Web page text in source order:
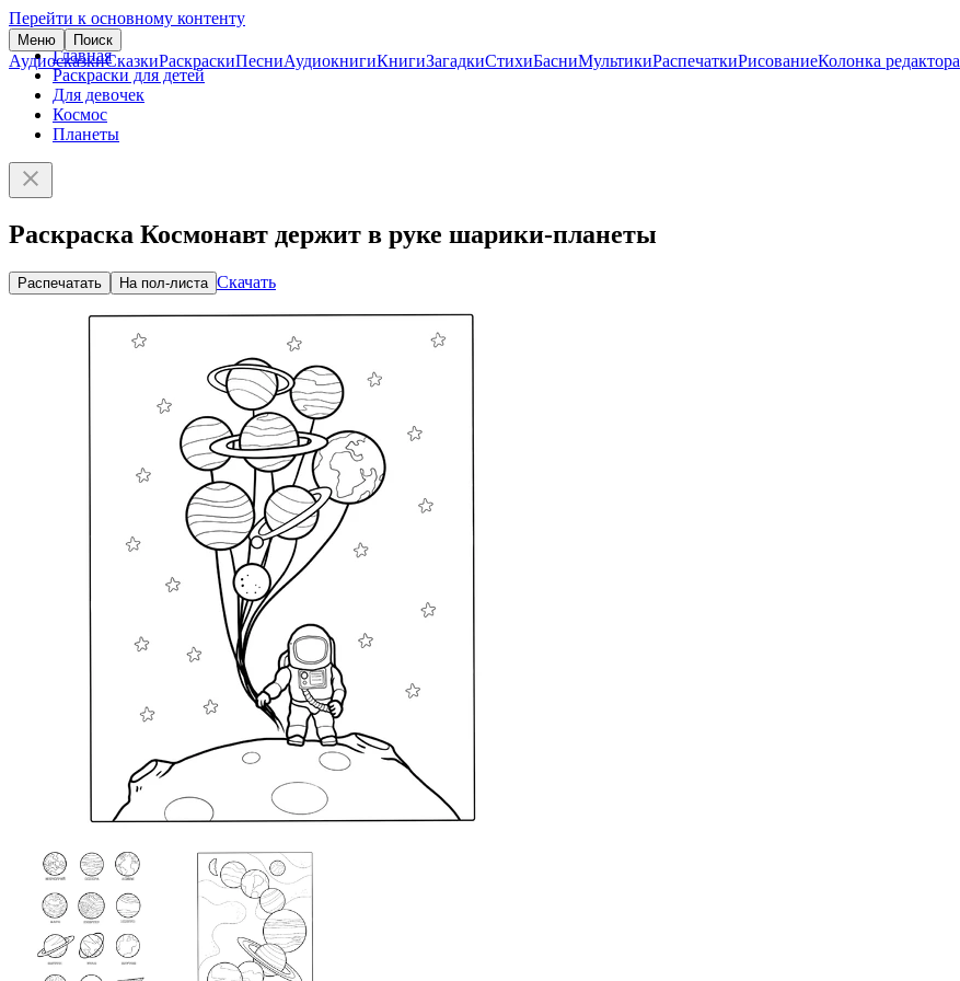
Перейти к основному контенту
Меню Поиск
АудиосказкиСказкиРаскраскиПесниАудиокнигиКнигиЗагадкиСтихиБасниМультикиРаспечаткиРисованиеКолонка редактора
Главная
Раскраски для детей
Для девочек
Космос
Планеты
Раскраска Космонавт держит в руке шарики-планеты
Распечатать На пол-листа Скачать